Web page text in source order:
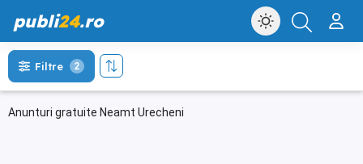
publi24.ro
Anunturi gratuite Neamt Urecheni
Filtre 2